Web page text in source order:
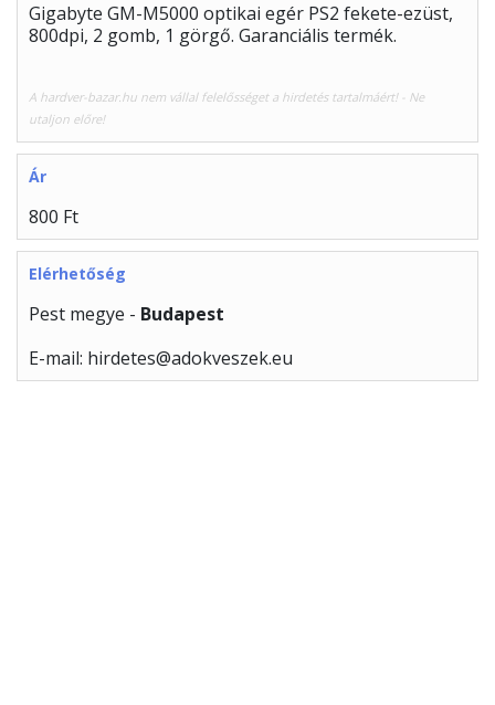
Gigabyte GM-M5000 optikai egér PS2 fekete-ezüst,
800dpi, 2 gomb, 1 görgő. Garanciális termék.
A hardver-bazar.hu nem vállal felelősséget a hirdetés tartalmáért! - Ne
utaljon előre!
Ár
800 Ft
Elérhetőség
Pest megye - Budapest
E-mail: hirdetes@adokveszek.eu